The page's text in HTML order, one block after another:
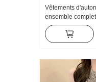
Vêtements
ensemble
Série Rose
Sel Série Lumière
morceaux Robe